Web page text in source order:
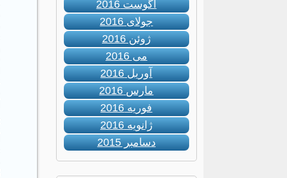
آگوست 2016
جولای 2016
ژوئن 2016
می 2016
آوریل 2016
مارس 2016
فوریه 2016
ژانویه 2016
دسامبر 2015